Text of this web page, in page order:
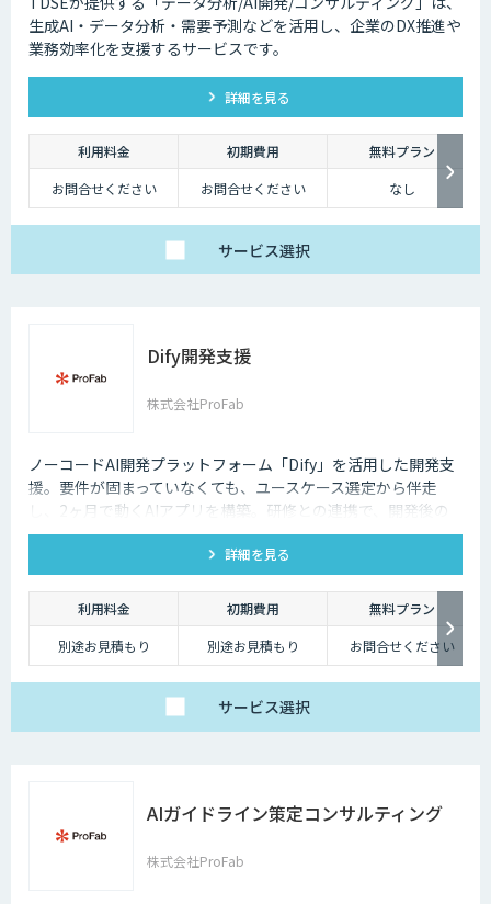
生成AI・データ分析・需要予測などを活用し、企業のDX推進や
業務効率化を支援するサービスです。
詳細を見る
利用料金 初期費用
無料プラン
お問合せください
お問合せください なし
サービス選択
Dify開発支援
株式会社ProFab
ノーコードAI開発プラットフォーム「Dify」を活用した開発支
援。要件が固まっていなくても、ユースケース選定から伴走
し、2ヶ月で動くAIアプリを構築。研修との連携で、開発後の
内製化・自走までサポートします。
詳細を見る
利用料金 初期費用
無料プラン
別途お見積もり
別途お見積もり お問合せください
サービス選択
AIガイドライン策定コンサルティング
株式会社ProFab